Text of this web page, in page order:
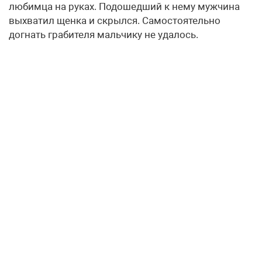
любимца на руках. Подошедший к нему мужчина
выхватил щенка и скрылся. Самостоятельно
догнать грабителя мальчику не удалось.